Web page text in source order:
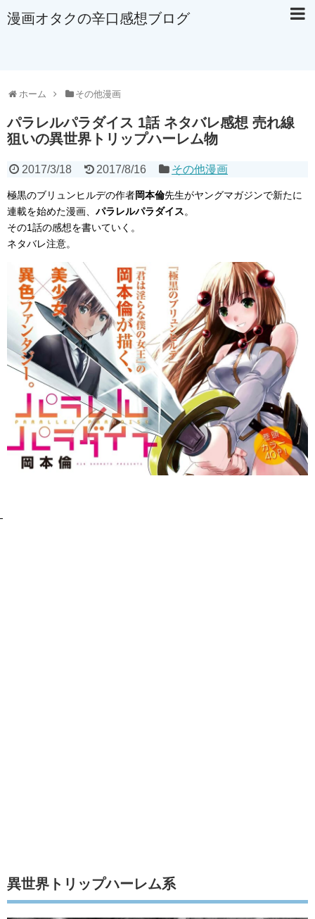
漫画オタクの辛口感想ブログ
ホーム その他漫画
パラレルパラダイス 1話 ネタバレ感想 売れ線
狙いの異世界トリップハーレム物
2017/3/18 2017/8/16 その他漫画
極黒のブリュンヒルデの作者岡本倫先生がヤングマガジンで新たに
連載を始めた漫画、 パラレルパラダイス。
その1話の感想を書いていく。
ネタバレ注意。
異世界トリップハーレム系